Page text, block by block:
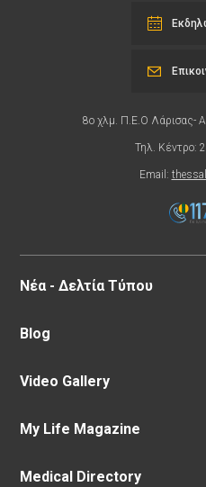
8ο χλμ. Π.Ε.Ο Λάρισας-
Τηλ. Κέντρο:
Email:
Νέα - Δελτία Τύπου
Blog
Video Gallery
My Life Magazine
Medical Directory